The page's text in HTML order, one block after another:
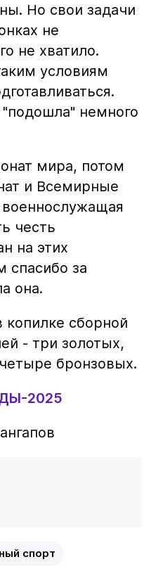
Но свои задачи
не
не хватило.
условиям
немного
мира, потом
и Всемирные
честь
на этих
спасибо за
она.
сборной
- три золотых,
бронзовых.
2025
спорт